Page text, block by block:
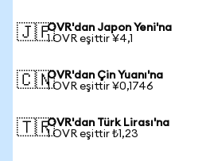
🇯🇵OVR'dan Japon Yeni'na
1 OVR eşittir ¥4,1
🇨🇳OVR'dan Çin Yuanı'na
1 OVR eşittir ¥0,1746
🇹🇷OVR'dan Türk Lirası'na
1 OVR eşittir ₺1,23